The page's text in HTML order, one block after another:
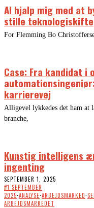
AI hjalp mig med at
stille teknologiskifte
For Flemming Bo
Case: Fra kandidat
karrierevej
Alligevel lykkedes det ham at
branche,
Kunstig intelligens
ingenting
SEPTEMBER 1, 2025
#1 SEPTEMBER
2025·ANALYSE·ARBEJDSMARKED·
ARBEJDSMARKEDET